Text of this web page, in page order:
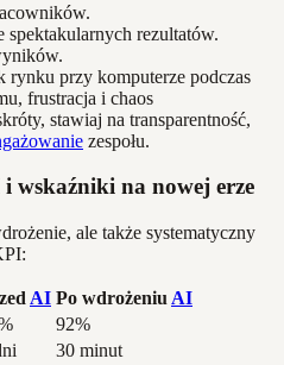
rezultatów.
stawiaj na transparentność,
zespołu.
wskaźniki na nowej erze
ale także systematyczny
AI Po wdrożeniu AI
92%
30 minut